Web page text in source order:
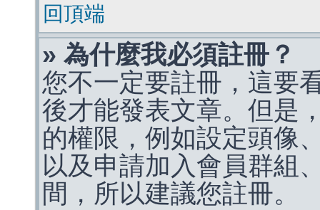
回頂端
» 為什麼我必須註冊？
您不一定要註冊，這要
後才能發表文章。但是
的權限，例如設定頭像
以及申請加入會員群組
間，所以建議您註冊。